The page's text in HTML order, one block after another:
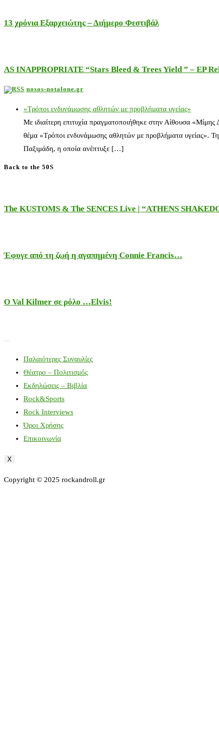
13 χρόνια Εξαρχειώτης – Διήμερο Φεστιβάλ
AS INAPPROPRIATE “Stars Bleed & Trees Yield ” – EP
nosos-notalone.gr
«Τρόποι ενδυνάμωσης αθλητών με προβλήματα υγείας»
Με ιδιαίτερη επιτυχία πραγματοποιήθηκε στην Αίθουσα
θέμα «Τρόποι ενδυνάμωσης αθλητών με προβλήματα υγείας».
Παξιμάδη, η οποία ανέπτυξε […]
Back to the 50S
The KUSTOMS & The SENCES Live | “ATHENS
Έφυγε από τη ζωή η αγαπημένη Connie Francis…
Ο Val Kilmer σε ρόλο …Elvis!
Παλαιότερες Συναυλίες
Θέατρο – Πολιτισμός
Εκδηλώσεις – Βιβλία
Rock&Sports
Rock Interviews
Όροι Χρήσης
Επικοινωνία
X
Copyright © 2025 rockandroll.gr